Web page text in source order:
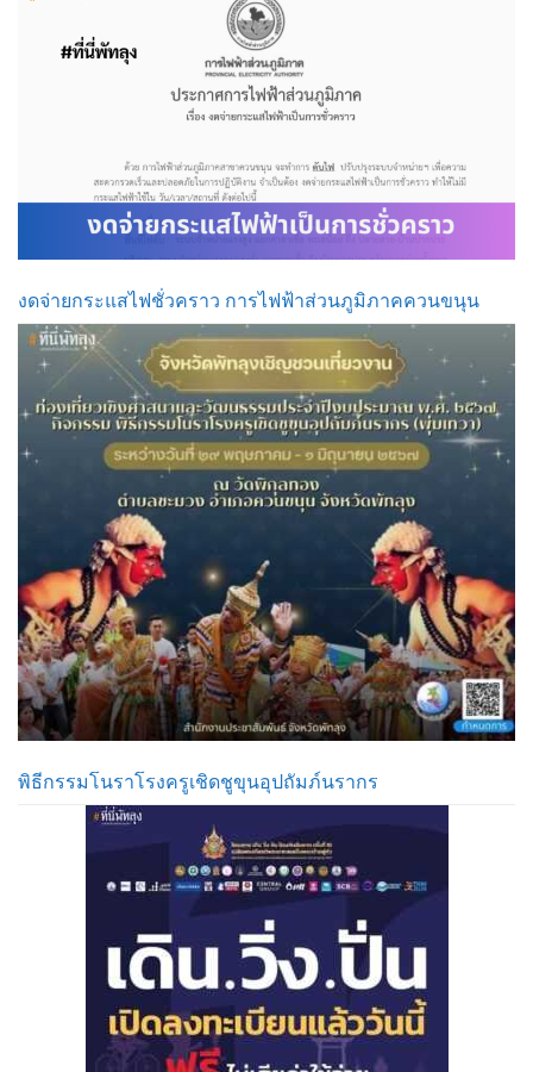
งดจ่ายกระแสไฟชั่วคราว การไฟฟ้าส่วนภูมิภาคควนขนุน
พิธีกรรมโนราโรงครูเชิดชูขุนอุปถัมภ์นรากร